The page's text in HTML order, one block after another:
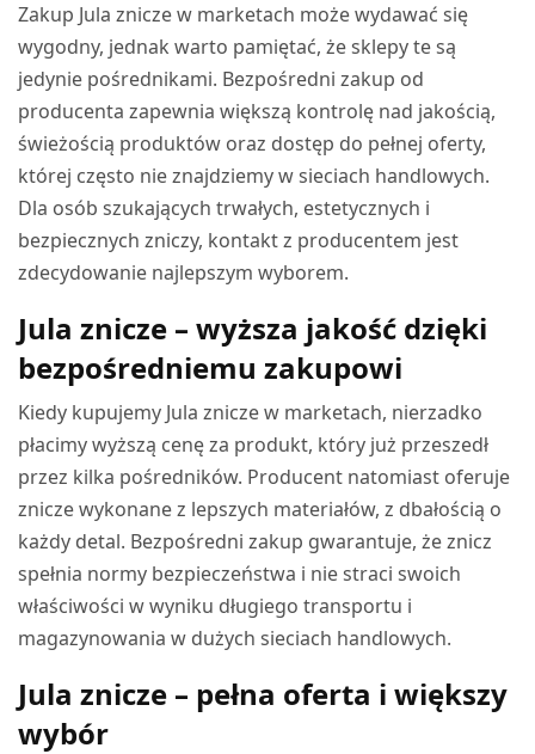
Zakup Jula znicze w marketach może wydawać się
wygodny, jednak warto pamiętać, że sklepy te są
jedynie pośrednikami. Bezpośredni zakup od
producenta zapewnia większą kontrolę nad jakością,
świeżością produktów oraz dostęp do pełnej oferty,
której często nie znajdziemy w sieciach handlowych.
Dla osób szukających trwałych, estetycznych i
bezpiecznych zniczy, kontakt z producentem jest
zdecydowanie najlepszym wyborem.
Jula znicze – wyższa jakość dzięki
bezpośredniemu zakupowi
Kiedy kupujemy Jula znicze w marketach, nierzadko
płacimy wyższą cenę za produkt, który już przeszedł
przez kilka pośredników. Producent natomiast oferuje
znicze wykonane z lepszych materiałów, z dbałością o
każdy detal. Bezpośredni zakup gwarantuje, że znicz
spełnia normy bezpieczeństwa i nie straci swoich
właściwości w wyniku długiego transportu i
magazynowania w dużych sieciach handlowych.
Jula znicze – pełna oferta i większy
wybór